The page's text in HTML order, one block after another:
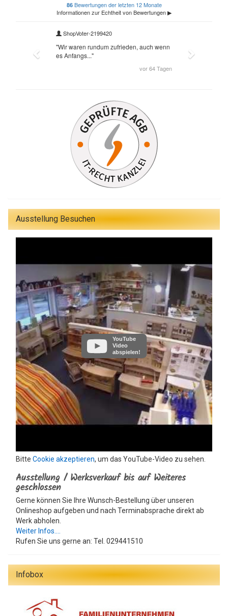
Ausstellung Besuchen
YouTube
Video
abspielen!
Bitte Cookie akzeptieren, um das YouTube-Video zu sehen.
Ausstellung / Werksverkauf bis auf Weiteres
geschlossen
Gerne können Sie Ihre Wunsch-Bestellung über unseren
Onlineshop aufgeben und nach Terminabsprache direkt ab
Werk abholen.
Weiter Infos....
Rufen Sie uns gerne an: Tel. 029441510
Infobox